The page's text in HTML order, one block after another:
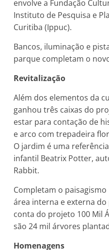
envolve a Fundação
Instituto de Pesquisa e
Curitiba (Ippuc).
Bancos, iluminação e
parque completam o
Revitalização
Além dos elementos da
ganhou três caixas do
estar para contação de
e arco com trepadeira
O jardim é uma
infantil Beatrix Potter,
Rabbit.
Completam o
área interna e externa
conta do projeto 100 Mil
são 24 mil árvores
Homenagens